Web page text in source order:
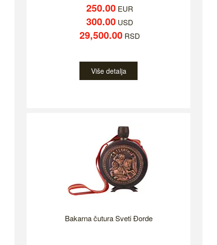
250.00 EUR
300.00 USD
29,500.00 RSD
Više detalja
Bakarna čutura Sveti Đorde